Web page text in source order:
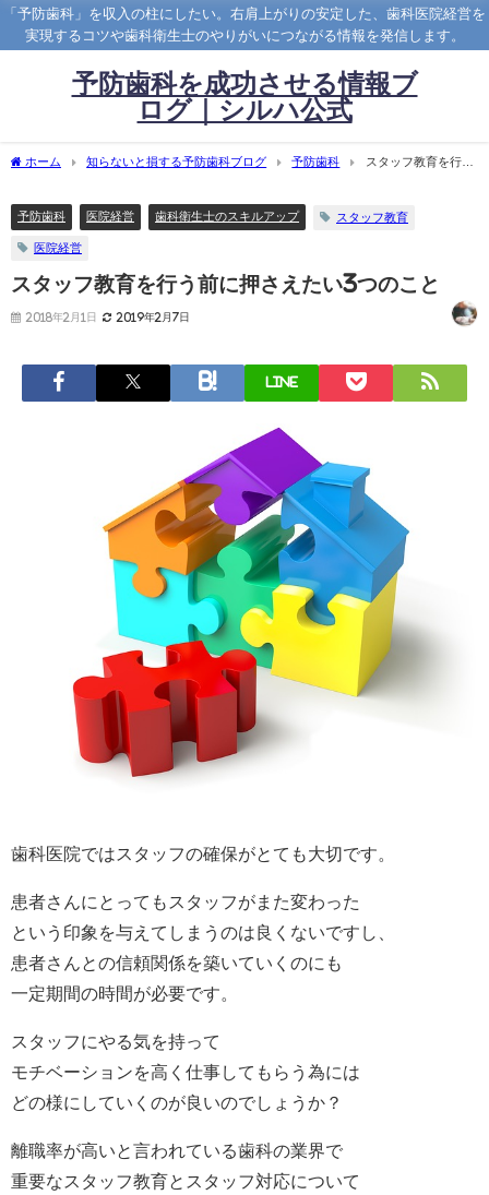
「予防歯科」を収入の柱にしたい。右肩上がりの安定した、歯科医院経営を
実現するコツや歯科衛生士のやりがいにつながる情報を発信します。
予防歯科を成功させる情報ブ
ログ｜シルハ公式
ホーム 知らないと損する予防歯科ブログ 予防歯科
スタッフ教育を行う
予防歯科 医院経営 歯科衛生士のスキルアップ スタッフ教育
医院経営
スタッフ教育を行う前に押さえたい3つのこと
2018年2月1日 2019年2月7日
LINE
歯科医院ではスタッフの確保がとても大切です。
患者さんにとってもスタッフがまた変わった
という印象を与えてしまうのは良くないですし、
患者さんとの信頼関係を築いていくのにも
一定期間の時間が必要です。
スタッフにやる気を持って
モチベーションを高く仕事してもらう為には
どの様にしていくのが良いのでしょうか？
離職率が高いと言われている歯科の業界で
重要なスタッフ教育とスタッフ対応について